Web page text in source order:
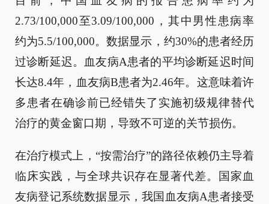
2.73/100,000至3.09/100,000，其中男性患病率
约为5.5/100,000。数据显示，约30%的患者经历
过诊断延迟。血友病A患者的平均诊断延迟时间
长达8.4年，血友病B患者为2.46年。这意味着许
多患者在确诊前已经错失了实施初级规律替代
治疗的黄金窗口期，导致不可逆的关节损伤。
在治疗模式上，“按需治疗”的路径依赖仍主导着
临床实践，与全球共识存在显著代差。国家血
友病登记系统数据显示，我国血友病A患者接受